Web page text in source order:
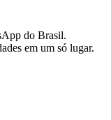
do Brasil.
em um só lugar.